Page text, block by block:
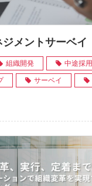
メントサーベイ
組織開発 中途採用
サーベイ